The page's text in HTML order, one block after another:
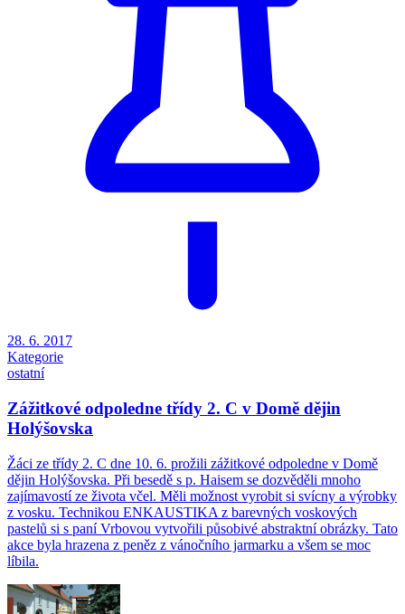
28. 6. 2017
Kategorie
ostatní
Zážitkové odpoledne třídy 2. C v Domě dějin
Holýšovska
Žáci ze třídy 2. C dne 10. 6. prožili zážitkové odpoledne v Domě
dějin Holýšovska. Při besedě s p. Haisem se dozvěděli mnoho
zajímavostí ze života včel. Měli možnost vyrobit si svícny a výrobky
z vosku. Technikou ENKAUSTIKA z barevných voskových
pastelů si s paní Vrbovou vytvořili působivé abstraktní obrázky. Tato
akce byla hrazena z peněz z vánočního jarmarku a všem se moc
líbila.